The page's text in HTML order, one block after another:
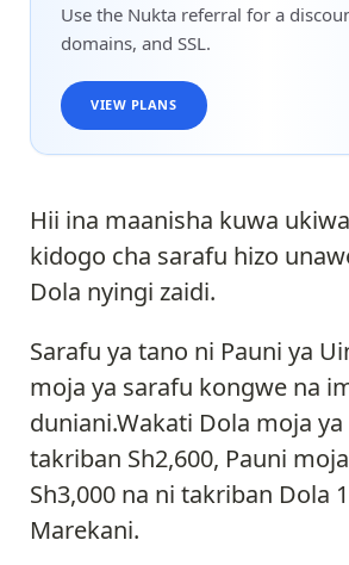
Use the Nukta referral for a
domains, and SSL.
VIEW PLANS
Hii ina maanisha kuwa
kidogo cha sarafu hizo
Dola nyingi zaidi.
Sarafu ya tano ni Pauni ya
moja ya sarafu kongwe na
duniani.Wakati Dola moja
takriban Sh2,600, Pauni
Sh3,000 na ni takriban Dola
Marekani.